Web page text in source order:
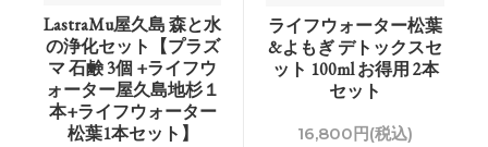
LastraMu屋久島 森と水
の浄化セット【プラズ
マ 石鹸 3個 +ライフウ
ォーター屋久島地杉１
本+ライフウォーター
松葉1本セット】
ライフウォーター松葉
&よもぎ デトックスセ
ット 100ml お得用 2本
セット
16,800円(税込)